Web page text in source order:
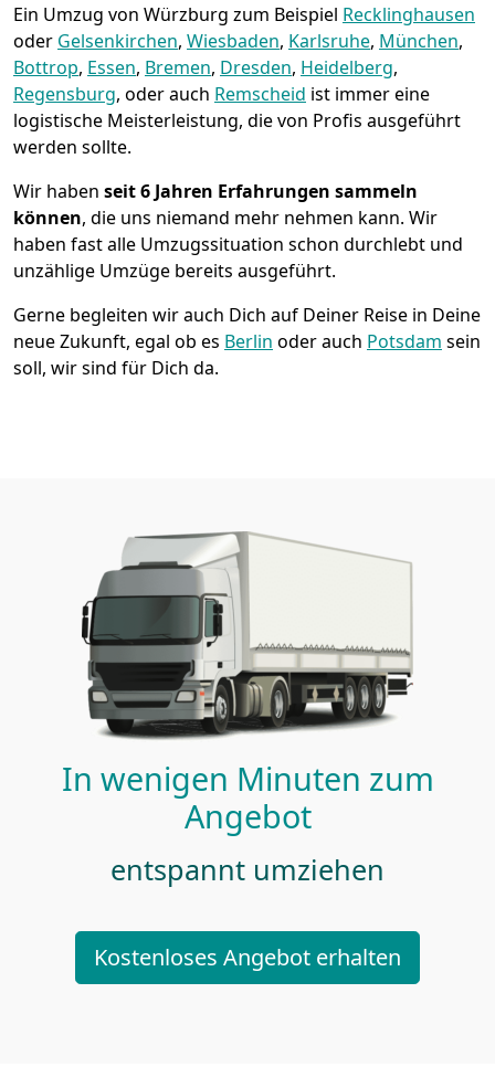
Ein Umzug von Würzburg zum Beispiel Recklinghausen
oder Gelsenkirchen, Wiesbaden, Karlsruhe, München,
Bottrop, Essen, Bremen, Dresden, Heidelberg,
Regensburg, oder auch Remscheid ist immer eine
logistische Meisterleistung, die von Profis ausgeführt
werden sollte.
Wir haben seit6 Jahren Erfahrungen sammeln
können, die uns niemand mehr nehmen kann. Wir
haben fast alle Umzugssituation schon durchlebt und
unzählige Umzüge bereits ausgeführt.
Gerne begleiten wir auch Dich auf Deiner Reise in Deine
neue Zukunft, egal ob es Berlin oder auch Potsdam sein
soll, wir sind für Dich da.
In wenigen Minuten zum
Angebot
entspannt umziehen
Kostenloses Angebot erhalten